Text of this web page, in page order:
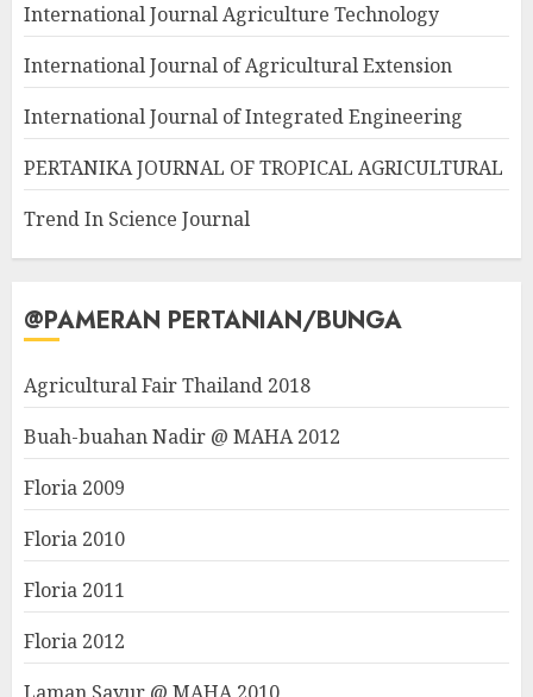
International Journal Agriculture Technology
International Journal of Agricultural Extension
International Journal of Integrated Engineering
PERTANIKA JOURNAL OF TROPICAL AGRICULTURAL
Trend In Science Journal
@PAMERAN PERTANIAN/BUNGA
Agricultural Fair Thailand 2018
Buah-buahan Nadir @ MAHA 2012
Floria 2009
Floria 2010
Floria 2011
Floria 2012